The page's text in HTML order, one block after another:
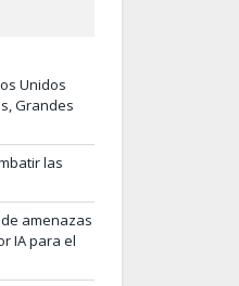
Unidos
Grandes
las
amenazas
IA para el